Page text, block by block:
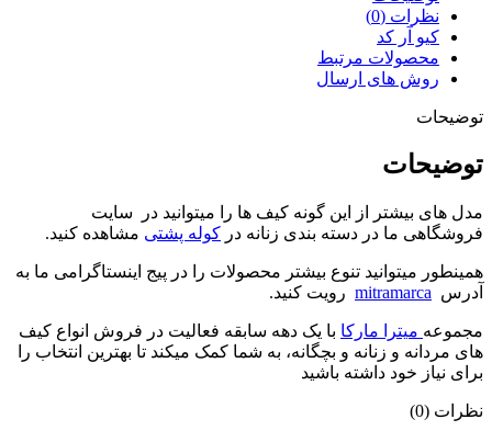
نظرات (0)
کیو آر کد
محصولات مرتبط
روش های ارسال
توضیحات
توضیحات
مدل های بیشتر از این گونه کیف ها را میتوانید در سایت
فروشگاهی ما در دسته بندی زنانه در کوله پشتی مشاهده کنید.
همینطور میتوانید تنوع بیشتر محصولات را در پیج اینستاگرامی ما به
آدرس mitramarca رویت کنید.
مجموعه میترا مارکا با یک دهه سابقه فعالیت در فروش انواع کیف
های مردانه و زنانه و بچگانه، به شما کمک میکند تا بهترین انتخاب را
برای نیاز خود داشته باشید
نظرات (0)